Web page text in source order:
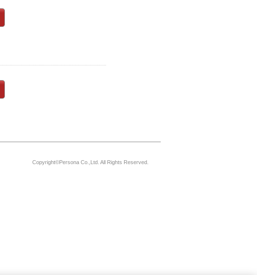
Copyright©Persona Co.,Ltd. All Rights Reserved.